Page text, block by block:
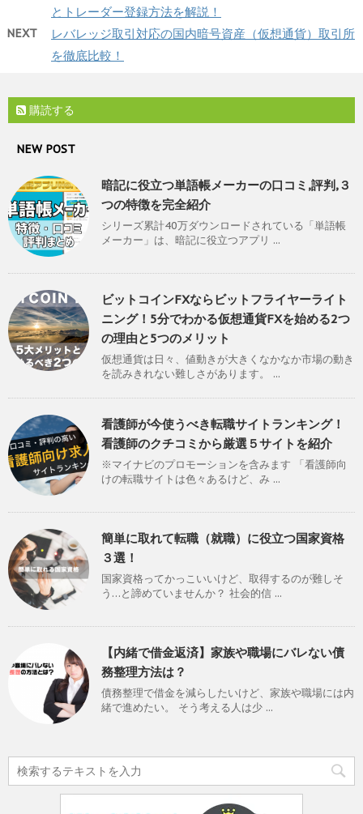
とトレーダー登録方法を解説！
NEXT
レバレッジ取引対応の国内暗号資産（仮想通貨）取引所
を徹底比較！
購読する
NEW POST
暗記に役立つ単語帳メーカーの口コミ,評判,３
つの特徴を完全紹介
シリーズ累計40万ダウンロードされている「単語帳
メーカー」は、暗記に役立つアプリ ...
ビットコインFXならビットフライヤーライト
ニング！5分でわかる仮想通貨FXを始める2つ
の理由と5つのメリット
仮想通貨は日々、値動きが大きくなかなか市場の動き
を読みきれない難しさがあります。 ...
看護師が今使うべき転職サイトランキング！
看護師のクチコミから厳選５サイトを紹介
※マイナビのプロモーションを含みます 「看護師向
けの転職サイトは色々あるけど、み ...
簡単に取れて転職（就職）に役立つ国家資格
３選！
国家資格ってかっこいいけど、取得するのが難しそ
う…と諦めていませんか？ 社会的信 ...
【内緒で借金返済】家族や職場にバレない債
務整理方法は？
債務整理で借金を減らしたいけど、家族や職場には内
緒で進めたい。 そう考える人は少 ...